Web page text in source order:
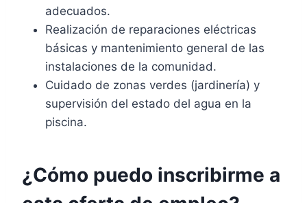
adecuados.
Realización de reparaciones eléctricas
básicas y mantenimiento general de las
instalaciones de la comunidad.
Cuidado de zonas verdes (jardinería) y
supervisión del estado del agua en la
piscina.
¿Cómo puedo inscribirme a